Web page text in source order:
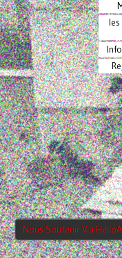
Nous Soutenir Via